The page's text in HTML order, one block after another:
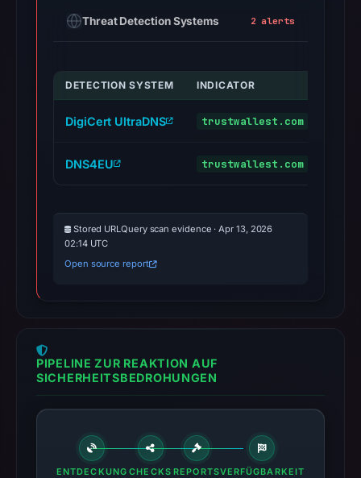
Threat Detection Systems 2 alerts
DETECTION SYSTEM INDICATOR
DigiCert UltraDNS trustwallest.com
DNS4EU trustwallest.com
Stored URLQuery scan evidence · Apr 13, 2026
02:14 UTC
Open source report
PIPELINE ZUR REAKTION AUF
SICHERHEITSBEDROHUNGEN
ENTDECKUNG CHECKS REPORTSVERFÜGBARKEIT